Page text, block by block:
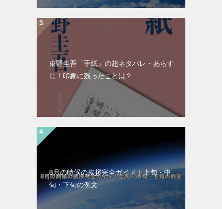
東野圭吾「手紙」の超ネタバレ・あらす
じ！印象に残ったことは？
8月の時候の挨拶完全ガイド｜上旬・中
旬・下旬の例文